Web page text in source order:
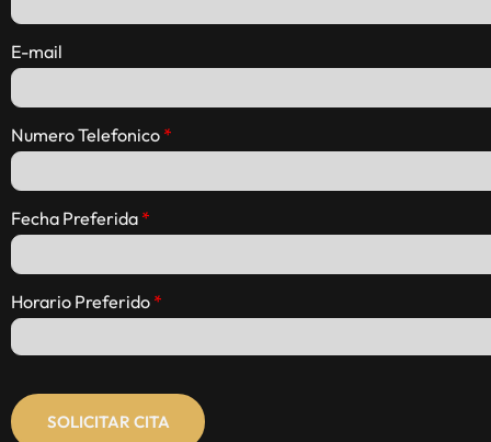
E-mail
Numero Telefonico
Fecha Preferida
Horario Preferido
SOLICITAR CITA